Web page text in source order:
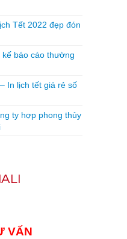
Tết 2022 đẹp đón
kế báo cáo thường
In lịch tết giá rẻ số
ty hợp phong thủy
VẤN